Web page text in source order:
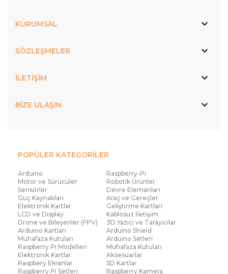
KURUMSAL
SÖZLEŞMELER
İLETİŞİM
BİZE ULAŞIN
POPÜLER KATEGORİLER
Arduino
Raspberry-Pi
Motor ve Sürücüler
Robotik Ürünler
Sensörler
Devre Elemanları
Güç Kaynakları
Araç ve Gereçler
Elektronik Kartlar
Geliştirme Kartları
LCD ve Display
Kablosuz İletişim
Drone ve Bileşenler (FPV)
3D Yazıcı ve Tarayıcılar
Arduino Kartları
Arduino Shield
Muhafaza Kutuları
Arduino Setleri
Raspberry Pi Modelleri
Muhafaza Kutuları
Elektronik Kartlar
Aksesuarlar
Raspbery Ekranlar
SD Kartlar
Raspberry Pi Setleri
Raspberry Kamera